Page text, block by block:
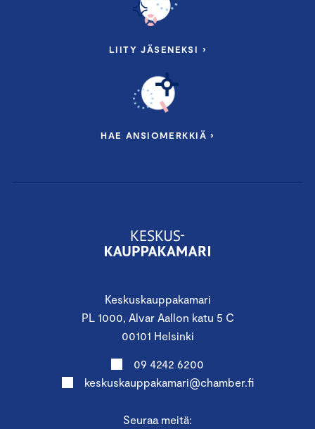
Keskuskauppakamari
PL 1000, Alvar Aallon katu 5 C
00101 Helsinki
09 4242 6200
keskuskauppakamari@chamber.fi
Seuraa meitä:
LIITY JÄSENEKSI ›
HAE ANSIOMERKKIÄ ›